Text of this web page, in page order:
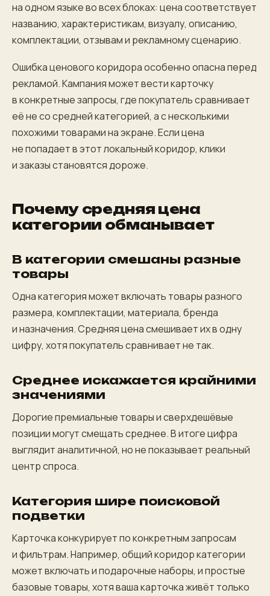
на одном языке во всех блоках: цена соответствует
названию, характеристикам, визуалу, описанию,
комплектации, отзывам и рекламному сценарию.
Ошибка ценового коридора особенно опасна перед
рекламой. Кампания может вести карточку
в конкретные запросы, где покупатель сравнивает
её не со средней категорией, а с несколькими
похожими товарами на экране. Если цена
не попадает в этот локальный коридор, клики
и заказы становятся дороже.
Почему средняя цена
категории обманывает
В категории смешаны разные
товары
Одна категория может включать товары разного
размера, комплектации, материала, бренда
и назначения. Средняя цена смешивает их в одну
цифру, хотя покупатель сравнивает не так.
Среднее искажается крайними
значениями
Дорогие премиальные товары и сверхдешёвые
позиции могут смещать среднее. В итоге цифра
выглядит аналитичной, но не показывает реальный
центр спроса.
Категория шире поисковой
подветки
Карточка конкурирует по конкретным запросам
и фильтрам. Например, общий коридор категории
может включать и подарочные наборы, и простые
базовые товары, хотя ваша карточка живёт только